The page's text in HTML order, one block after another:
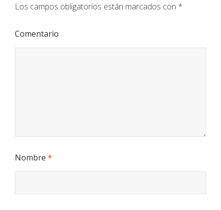
Los campos obligatorios están marcados con *
Comentario
Nombre *